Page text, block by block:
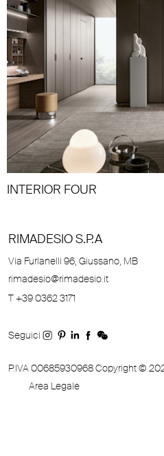
INTERIOR FOUR
RIMADESIO S.P.A
Via Furlanelli 96, Giussano, MB
rimadesio@rimadesio.it
T +39 0362 3171
Seguici
P.IVA 00685930968 Copyright ©
Area Legale